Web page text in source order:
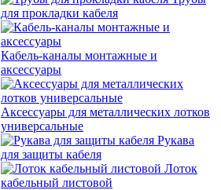
для прокладки кабеля
Кабель-каналы монтажные и
аксессуары
Аксессуары для металлических лотков
универсальные
Рукава
для защиты кабеля
Лоток
кабельный листовой